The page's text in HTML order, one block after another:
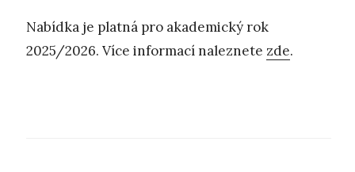
Nabídka je platná pro akademický rok
2025/2026. Více informací naleznete zde.